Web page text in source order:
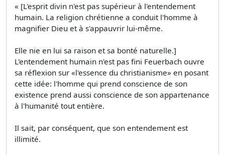
« [L'esprit divin n'est pas supérieur à l'entendement
humain. La religion chrétienne a conduit l'homme à
magnifier Dieu et à s'appauvrir lui-même.
Elle nie en lui sa raison et sa bonté naturelle.]
L'entendement humain n'est pas fini Feuerbach ouvre
sa réflexion sur «l'essence du christianisme» en posant
cette idée: l'homme qui prend conscience de son
existence prend aussi conscience de son appartenance
à l'humanité tout entière.
Il sait, par conséquent, que son entendement est
illimité.